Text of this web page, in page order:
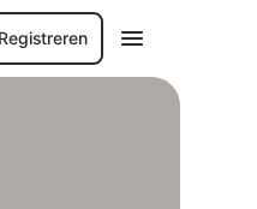
Registreren